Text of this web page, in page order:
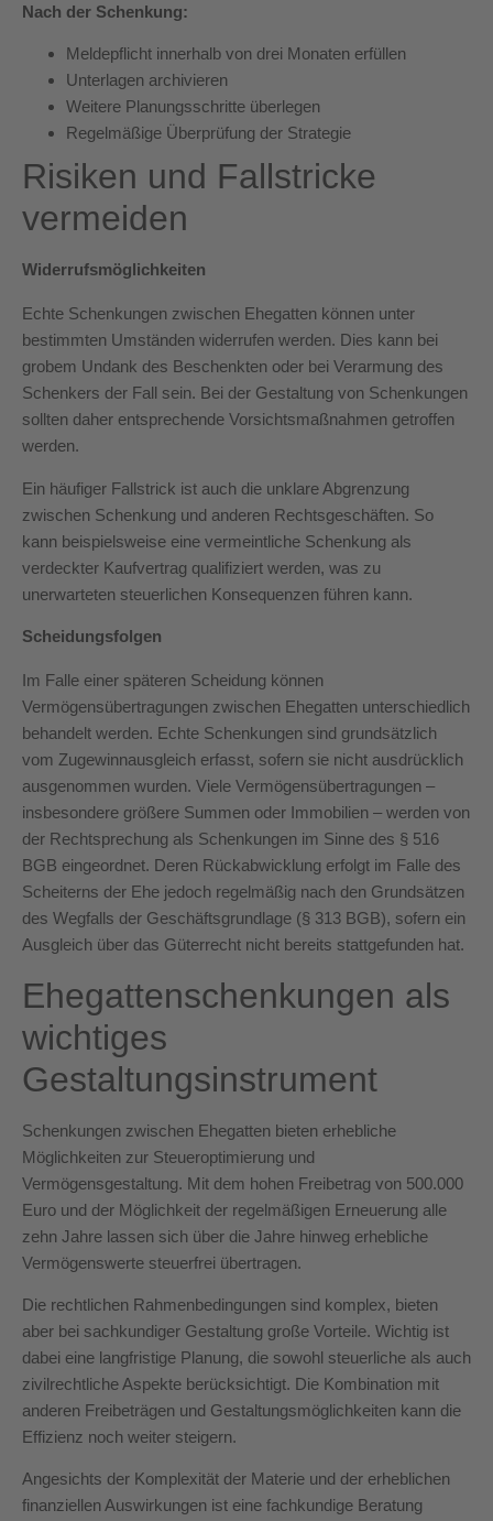
Nach der Schenkung:
Meldepflicht innerhalb von drei Monaten erfüllen
Unterlagen archivieren
Weitere Planungsschritte überlegen
Regelmäßige Überprüfung der Strategie
Risiken und Fallstricke
vermeiden
Widerrufsmöglichkeiten
Echte Schenkungen zwischen Ehegatten können unter
bestimmten Umständen widerrufen werden. Dies kann bei
grobem Undank des Beschenkten oder bei Verarmung des
Schenkers der Fall sein. Bei der Gestaltung von Schenkungen
sollten daher entsprechende Vorsichtsmaßnahmen getroffen
werden.
Ein häufiger Fallstrick ist auch die unklare Abgrenzung
zwischen Schenkung und anderen Rechtsgeschäften. So
kann beispielsweise eine vermeintliche Schenkung als
verdeckter Kaufvertrag qualifiziert werden, was zu
unerwarteten steuerlichen Konsequenzen führen kann.
Scheidungsfolgen
Im Falle einer späteren Scheidung können
Vermögensübertragungen zwischen Ehegatten unterschiedlich
behandelt werden. Echte Schenkungen sind grundsätzlich
vom Zugewinnausgleich erfasst, sofern sie nicht ausdrücklich
ausgenommen wurden. Viele Vermögensübertragungen –
insbesondere größere Summen oder Immobilien – werden von
der Rechtsprechung als Schenkungen im Sinne des § 516
BGB eingeordnet. Deren Rückabwicklung erfolgt im Falle des
Scheiterns der Ehe jedoch regelmäßig nach den Grundsätzen
des Wegfalls der Geschäftsgrundlage (§ 313 BGB), sofern ein
Ausgleich über das Güterrecht nicht bereits stattgefunden hat.
Ehegattenschenkungen als
wichtiges
Gestaltungsinstrument
Schenkungen zwischen Ehegatten bieten erhebliche
Möglichkeiten zur Steueroptimierung und
Vermögensgestaltung. Mit dem hohen Freibetrag von 500.000
Euro und der Möglichkeit der regelmäßigen Erneuerung alle
zehn Jahre lassen sich über die Jahre hinweg erhebliche
Vermögenswerte steuerfrei übertragen.
Die rechtlichen Rahmenbedingungen sind komplex, bieten
aber bei sachkundiger Gestaltung große Vorteile. Wichtig ist
dabei eine langfristige Planung, die sowohl steuerliche als auch
zivilrechtliche Aspekte berücksichtigt. Die Kombination mit
anderen Freibeträgen und Gestaltungsmöglichkeiten kann die
Effizienz noch weiter steigern.
Angesichts der Komplexität der Materie und der erheblichen
finanziellen Auswirkungen ist eine fachkundige Beratung